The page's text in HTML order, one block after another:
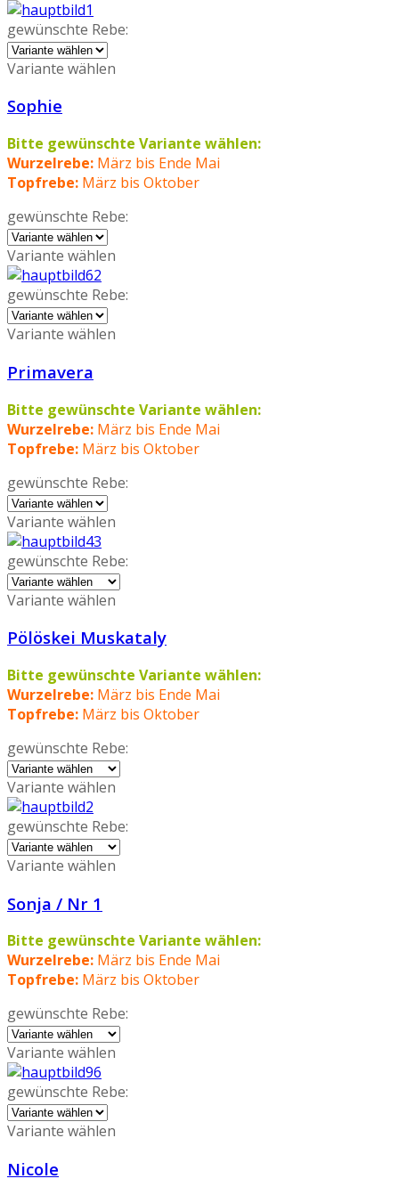
gewünschte Rebe:
Variante wählen
Sophie
Bitte gewünschte Variante wählen:
Wurzelrebe: März bis Ende Mai
Topfrebe: März bis Oktober
gewünschte Rebe:
Variante wählen
gewünschte Rebe:
Variante wählen
Primavera
Bitte gewünschte Variante wählen:
Wurzelrebe: März bis Ende Mai
Topfrebe: März bis Oktober
gewünschte Rebe:
Variante wählen
gewünschte Rebe:
Variante wählen
Pölöskei Muskataly
Bitte gewünschte Variante wählen:
Wurzelrebe: März bis Ende Mai
Topfrebe: März bis Oktober
gewünschte Rebe:
Variante wählen
gewünschte Rebe:
Variante wählen
Sonja / Nr 1
Bitte gewünschte Variante wählen:
Wurzelrebe: März bis Ende Mai
Topfrebe: März bis Oktober
gewünschte Rebe:
Variante wählen
gewünschte Rebe:
Variante wählen
Nicole